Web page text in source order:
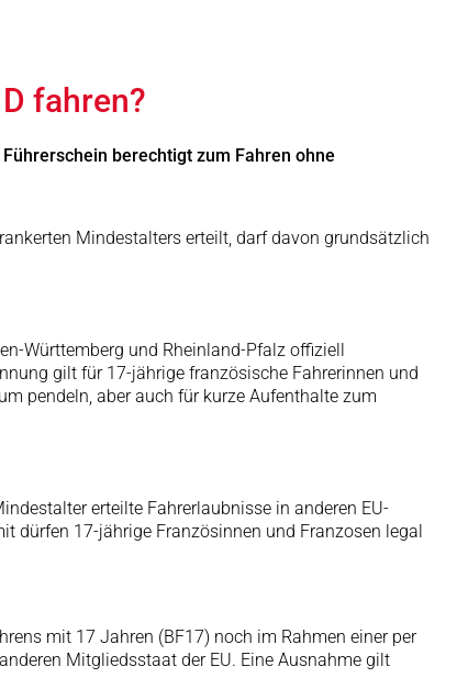
fahren?
berechtigt zum Fahren ohne
Mindestalters erteilt, darf davon grundsätzlich
Württemberg und Rheinland-Pfalz offiziell
gilt für 17-jährige französische Fahrerinnen und
pendeln, aber auch für kurze Aufenthalte zum
erteilte Fahrerlaubnisse in anderen EU-
dürfen 17-jährige Französinnen und Franzosen legal
mit 17 Jahren (BF17) noch im Rahmen einer per
Mitgliedsstaat der EU. Eine Ausnahme gilt